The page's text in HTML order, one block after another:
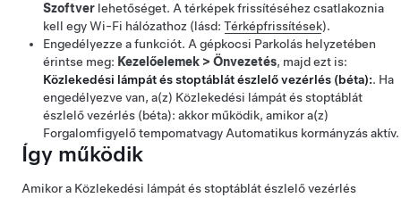
Szoftver lehetőséget. A térképek frissítéséhez csatlakoznia
kell egy Wi-Fi hálózathoz (lásd: Térképfrissítések).
Engedélyezze a funkciót. A gépkocsi Parkolás helyzetében
érintse meg: Kezelőelemek > Önvezetés, majd ezt is:
Közlekedési lámpát és stoptáblát észlelő vezérlés (béta):. Ha
engedélyezve van, a(z) Közlekedési lámpát és stoptáblát
észlelő vezérlés (béta): akkor működik, amikor a(z)
Forgalomfigyelő tempomatvagy Automatikus kormányzásaktív.
Így működik
Amikor a Közlekedési lámpát és stoptáblát észlelő vezérlés